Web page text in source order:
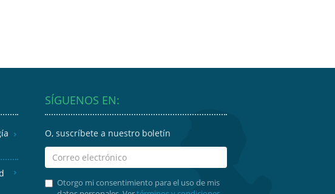
SÍGUENOS EN:
O, suscríbete a nuestro boletín
Otorgo mi consentimiento para el uso de mis